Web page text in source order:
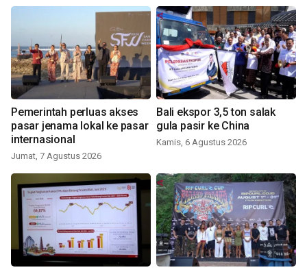
Pemerintah perluas akses
pasar jenama lokal ke pasar
internasional
Jumat, 7 Agustus 2026
Bali ekspor 3,5 ton salak
gula pasir ke China
Kamis, 6 Agustus 2026